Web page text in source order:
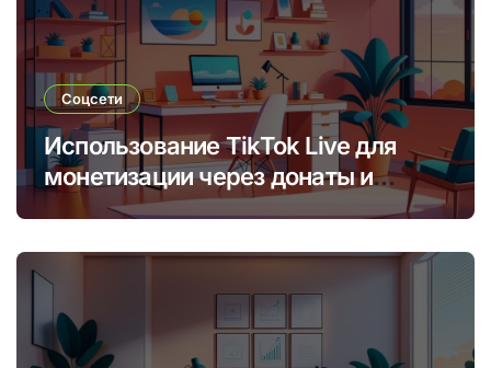
Соцсети
Использование TikTok Live для
монетизации через донаты и
платные подписки